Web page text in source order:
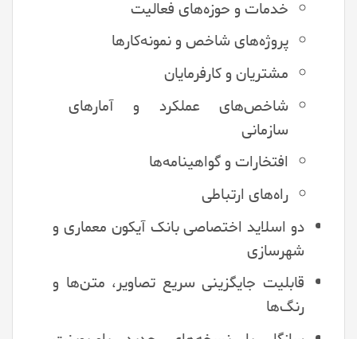
خدمات و حوزه‌های فعالیت
پروژه‌های شاخص و نمونه‌کارها
مشتریان و کارفرمایان
شاخص‌های عملکرد و آمارهای
سازمانی
افتخارات و گواهینامه‌ها
راه‌های ارتباطی
دو اسلاید اختصاصی بانک آیکون معماری و
شهرسازی
قابلیت جایگزینی سریع تصاویر، متن‌ها و
رنگ‌ها